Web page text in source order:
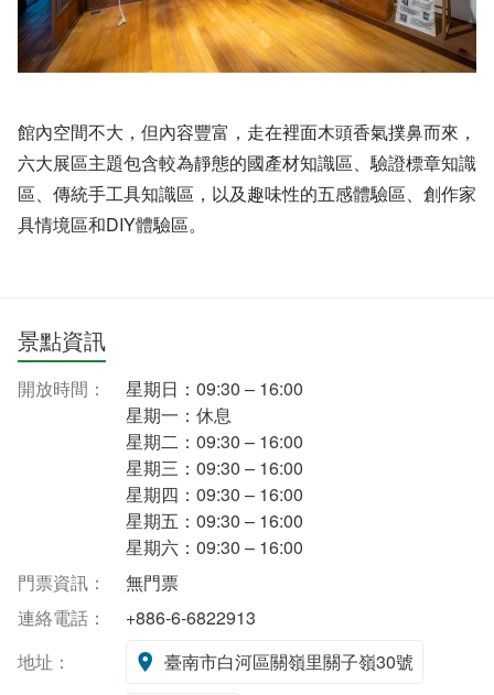
館內空間不大，但內容豐富，走在裡面木頭香氣撲鼻而來，
六大展區主題包含較為靜態的國產材知識區、驗證標章知識
區、傳統手工具知識區，以及趣味性的五感體驗區、創作家
具情境區和DIY體驗區。
景點資訊
開放時間：
星期日：09:30 – 16:00
星期一：休息
星期二：09:30 – 16:00
星期三：09:30 – 16:00
星期四：09:30 – 16:00
星期五：09:30 – 16:00
星期六：09:30 – 16:00
門票資訊：
無門票
連絡電話：
+886-6-6822913
地址：
臺南市白河區關嶺里關子嶺30號